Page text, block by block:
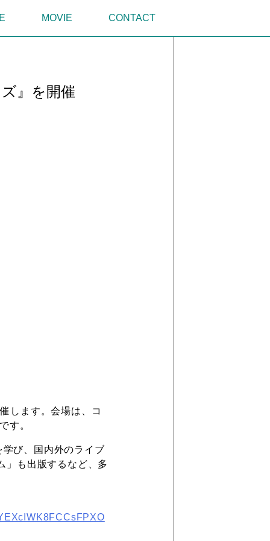
MOVIE CONTACT
』を開催
します。会場は、コ
す。
び、国内外のライブ
」も出版するなど、多